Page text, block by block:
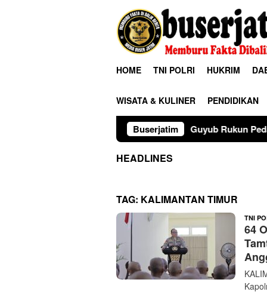
HOME TNI POLRI HUKRIM
WISATA & KULINER PENDIDIKAN
Buserjatim
Guyub Rukun Pedagang Pasar
HEADLINES
TAG: KALIMANTAN TIMUR
TNI
64